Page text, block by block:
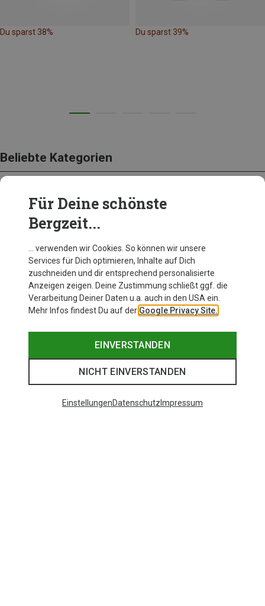
Du sparst 38% Du sparst 39%
Beliebte Kategorien
BEKLEIDUNG
Für Deine schönste
Bergzeit...
… verwenden wir Cookies. So können wir unsere
Services für Dich optimieren, Inhalte auf Dich
zuschneiden und dir entsprechend personalisierte
Anzeigen zeigen. Deine Zustimmung schließt ggf. die
Verarbeitung Deiner Daten u.a. auch in den USA ein.
Mehr Infos findest Du auf der Google Privacy Site.
EINVERSTANDEN
NICHT EINVERSTANDEN
EinstellungenDatenschutz Impressum